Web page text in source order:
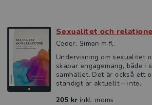
Sexualitet och
Ceder, Simon m.fl.
Undervisning om sexualitet
skapar engagemang, både i
samhället. Det är också ett
ständigt är aktuellt – inte...
205 kr inkl. moms